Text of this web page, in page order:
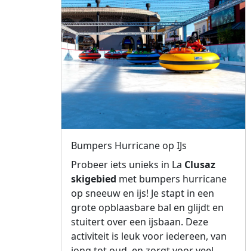
Bumpers Hurricane op IJs
Probeer iets unieks in La Clusaz
skigebied met bumpers hurricane
op sneeuw en ijs! Je stapt in een
grote opblaasbare bal en glijdt en
stuitert over een ijsbaan. Deze
activiteit is leuk voor iedereen, van